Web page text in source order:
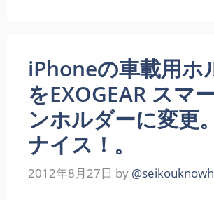
iPhoneの車載用ホ
をEXOGEAR スマ
ンホルダーに変更
ナイス！。
2012年8月27日 by